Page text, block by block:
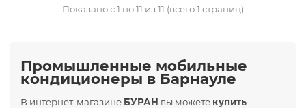
Показано с 1 по 11 из 11 (всего 1 страниц)
Промышленные мобильные
кондиционеры в Барнауле
В интернет-магазине БУРАН вы можете купить